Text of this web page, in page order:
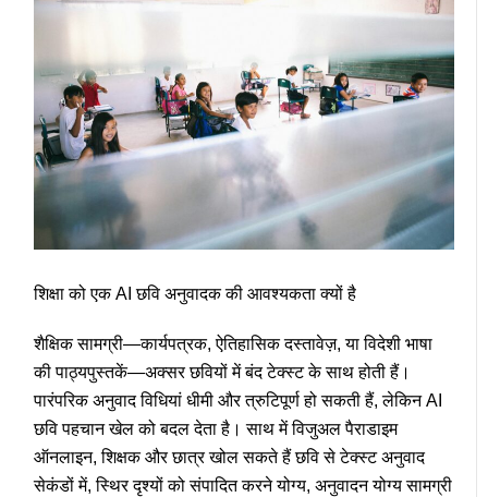
शिक्षा को एक AI छवि अनुवादक की आवश्यकता क्यों है
शैक्षिक सामग्री—कार्यपत्रक, ऐतिहासिक दस्तावेज़, या विदेशी भाषा
की पाठ्यपुस्तकें—अक्सर छवियों में बंद टेक्स्ट के साथ होती हैं।
पारंपरिक अनुवाद विधियां धीमी और त्रुटिपूर्ण हो सकती हैं, लेकिनAI
छवि पहचानखेल को बदल देता है। साथ मेंविजुअल पैराडाइम
ऑनलाइन, शिक्षक और छात्र खोल सकते हैंछवि से टेक्स्ट अनुवाद
सेकंडों में, स्थिर दृश्यों को संपादित करने योग्य, अनुवादन योग्य सामग्री